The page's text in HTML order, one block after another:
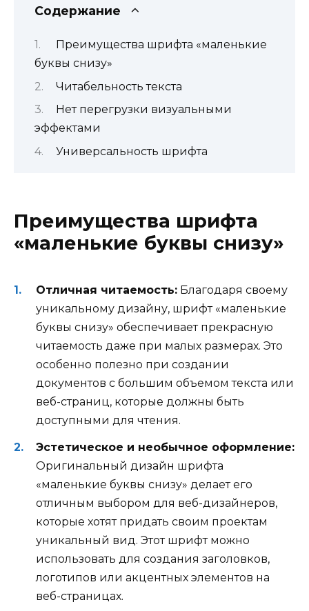
Содержание
Преимущества шрифта «маленькие
буквы снизу»
Читабельность текста
Нет перегрузки визуальными
эффектами
Универсальность шрифта
Преимущества шрифта
«маленькие буквы снизу»
Отличная читаемость: Благодаря своему
уникальному дизайну, шрифт «маленькие
буквы снизу» обеспечивает прекрасную
читаемость даже при малых размерах. Это
особенно полезно при создании
документов с большим объемом текста или
веб-страниц, которые должны быть
доступными для чтения.
Эстетическое и необычное оформление:
Оригинальный дизайн шрифта
«маленькие буквы снизу» делает его
отличным выбором для веб-дизайнеров,
которые хотят придать своим проектам
уникальный вид. Этот шрифт можно
использовать для создания заголовков,
логотипов или акцентных элементов на
веб-страницах.